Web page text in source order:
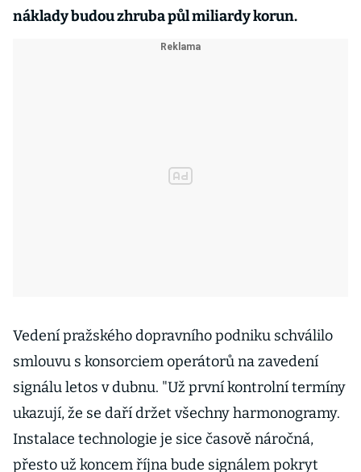
náklady budou zhruba půl miliardy korun.
Vedení pražského dopravního podniku schválilo
smlouvu s konsorciem operátorů na zavedení
signálu letos v dubnu. "Už první kontrolní termíny
ukazují, že se daří držet všechny harmonogramy.
Instalace technologie je sice časově náročná,
přesto už koncem října bude signálem pokryt